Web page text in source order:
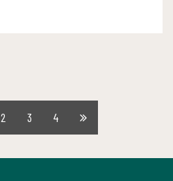
2 3 4
Utolsó